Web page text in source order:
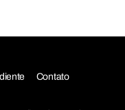
Contato